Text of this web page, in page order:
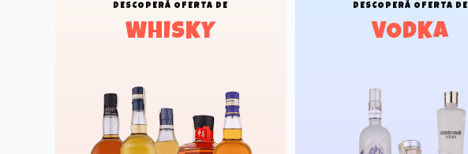
DESCOPERĂ OFERTA DE
WHISKY
DESCOPERĂ OFERTA DE
VODKA